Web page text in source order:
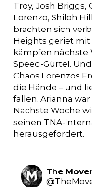
Troy, Josh Briggs,
Lorenzo, Shiloh
brachten sich
Heights geriet mit
kämpfen nächste
Speed-Gürtel.
Chaos Lorenzos
die Hände – und
fallen. Arianna
Nächste Woche
seinen TNA-
herausgefordert.
@